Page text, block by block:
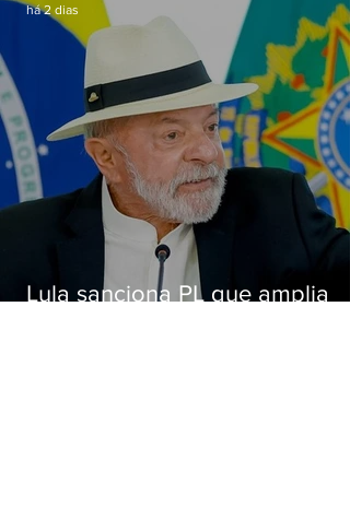
Lula sanciona PL que amplia
há 2 dias